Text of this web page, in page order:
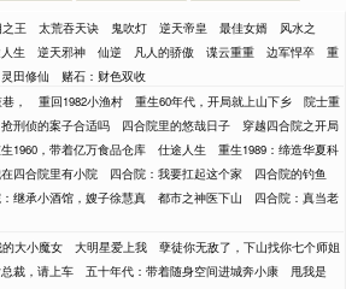
王 太荒吞天诀 鬼吹灯 逆天帝皇 最佳女婿
风水之
生 逆天邪神 仙逆 凡人的骄傲 谍云重重 边军悍卒
重
灵田修仙 赌石：财色双收
， 重回1982小渔村 重生60年代，开局就上山下乡
院士重
刑侦的案子合适吗 四合院里的悠哉日子
穿越四合院之开局
1960，带着亿万食品仓库 仕途人生
重生1989：缔造华夏科
四合院里有小院 四合院：我要扛起这个家
四合院的钓鱼
继承小酒馆，嫂子徐慧真 都市之神医下山
四合院：真当老
大小魔女 大明星爱上我
孽徒你无敌了，下山找你七个师姐
裁，请上车 五十年代：带着随身空间进城奔小康
甩我是